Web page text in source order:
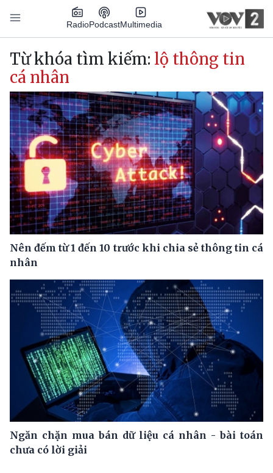
Nhảy đến nội dung
RadioPodcastMultimedia
Main navigation
Từ khóa tìm kiếm: lộ thông tin
cá nhân
Nên đếm từ 1 đến 10 trước khi chia sẻ thông tin cá
nhân
Ngăn chặn mua bán dữ liệu cá nhân - bài toán
chưa có lời giải